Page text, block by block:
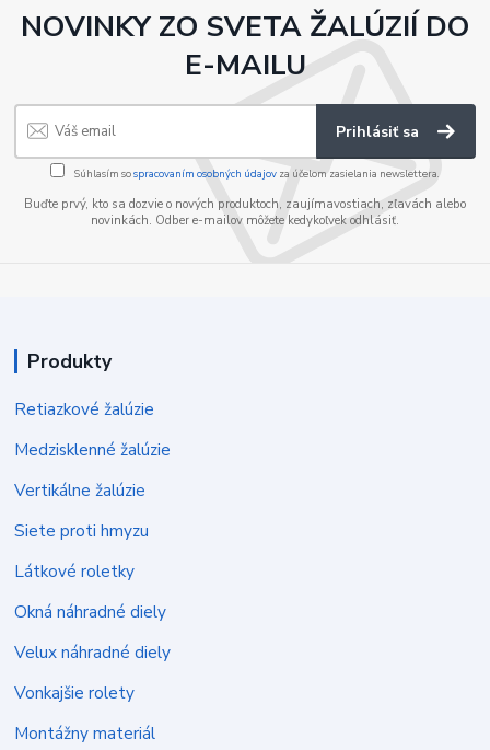
NOVINKY ZO SVETA ŽALÚZIÍ DO
E-MAILU
Prihlásiť sa
Súhlasím sospracovaním osobných údajov za účelom zasielania newslettera.
Buďte prvý, kto sa dozvie o nových produktoch, zaujímavostiach, zľavách alebo
novinkách. Odber e-mailov môžete kedykoľvek odhlásiť.
Produkty
Retiazkové žalúzie
Medzisklenné žalúzie
Vertikálne žalúzie
Siete proti hmyzu
Látkové roletky
Okná náhradné diely
Velux náhradné diely
Vonkajšie rolety
Montážny materiál